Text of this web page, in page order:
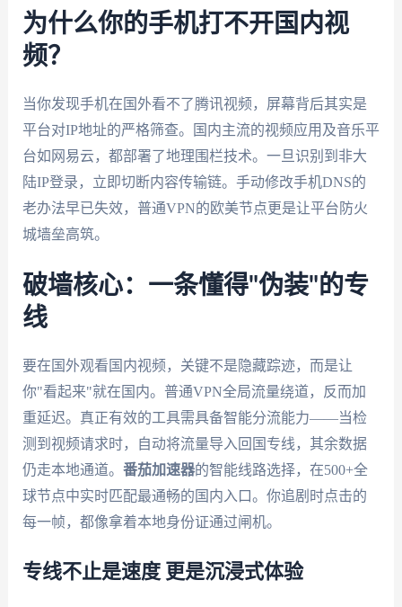
为什么你的手机打不开国内视
频？
当你发现手机在国外看不了腾讯视频，屏幕背后其实是
平台对IP地址的严格筛查。国内主流的视频应用及音乐平
台如网易云，都部署了地理围栏技术。一旦识别到非大
陆IP登录，立即切断内容传输链。手动修改手机DNS的
老办法早已失效，普通VPN的欧美节点更是让平台防火
城墙垒高筑。
破墙核心：一条懂得"伪装"的专
线
要在国外观看国内视频，关键不是隐藏踪迹，而是让
你"看起来"就在国内。普通VPN全局流量绕道，反而加
重延迟。真正有效的工具需具备智能分流能力——当检
测到视频请求时，自动将流量导入回国专线，其余数据
仍走本地通道。 番茄加速器的智能线路选择，在500+全
球节点中实时匹配最通畅的国内入口。你追剧时点击的
每一帧，都像拿着本地身份证通过闸机。
专线不止是速度 更是沉浸式体验